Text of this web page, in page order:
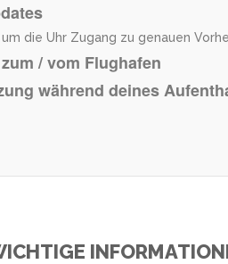
die Uhr Zugang zu genauen
/ vom Flughafen
während deines